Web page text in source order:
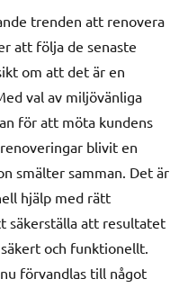
trenden att renovera
att följa de senaste
om att det är en
val av miljövänliga
för att möta kundens
blivit en
smälter samman. Det är
hjälp med rätt
säkerställa att resultatet
och funktionellt.
förvandlas till något